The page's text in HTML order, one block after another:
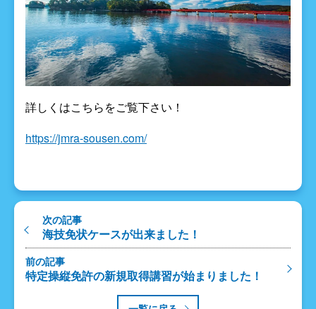
詳しくはこちらをご覧下さい！
https://jmra-sousen.com/
次の記事
海技免状ケースが出来ました！
前の記事
特定操縦免許の新規取得講習が始まりました！